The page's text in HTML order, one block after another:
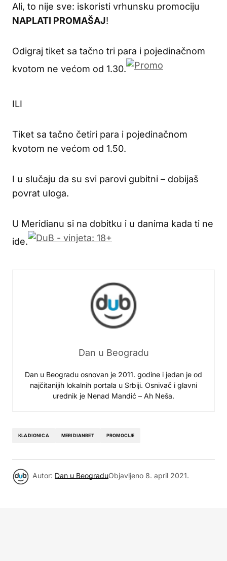
Ali, to nije sve: iskoristi vrhunsku promociju
NAPLATI PROMAŠAJ!
Odigraj tiket sa tačno tri para i pojedinačnom
kvotom ne većom od 1.30.
ILI
Tiket sa tačno četiri para i pojedinačnom
kvotom ne većom od 1.50.
I u slučaju da su svi parovi gubitni – dobijaš
povrat uloga.
U Meridianu si na dobitku i u danima kada ti ne
ide.
Dan u Beogradu
Dan u Beogradu osnovan je 2011. godine i jedan je od
najčitanijih lokalnih portala u Srbiji. Osnivač i glavni
urednik je Nenad Mandić – Ah Neša.
KLADIONICA MERIDIANBET PROMOCIJE
Autor: Dan u BeograduObjavljeno 8. april 2021.